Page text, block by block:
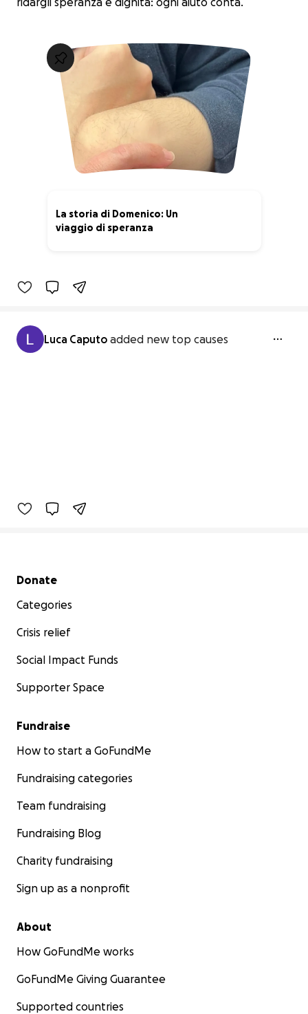
La storia di Domenico: Un
viaggio di speranza
Luca Caputo added new top causes
Secondary menu
Donate
Categories
Crisis relief
Social Impact Funds
Supporter Space
Fundraise
How to start a GoFundMe
Fundraising categories
Team fundraising
Fundraising Blog
Charity fundraising
Sign up as a nonprofit
About
How GoFundMe works
GoFundMe Giving Guarantee
Supported countries